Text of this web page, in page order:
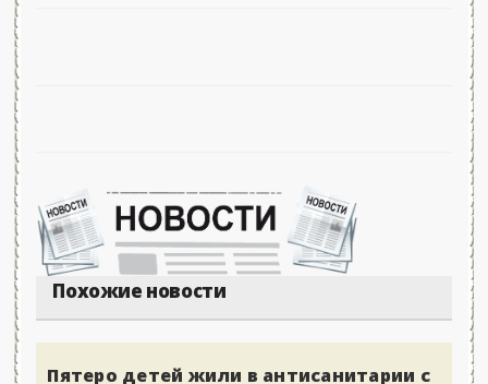
Похожие новости
Пятеро детей жили в антисанитарии с